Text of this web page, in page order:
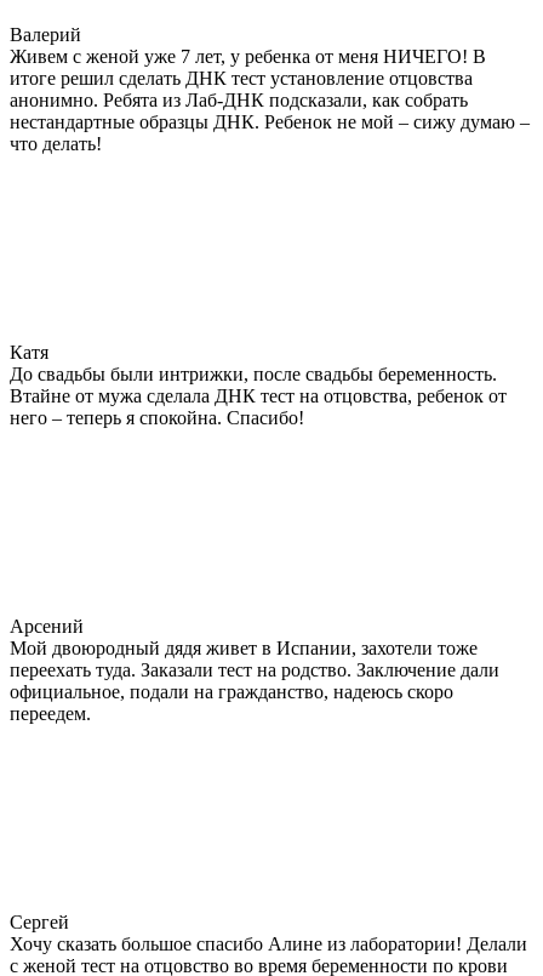
Валерий
Живем с женой уже 7 лет, у ребенка от меня НИЧЕГО! В
итоге решил сделать ДНК тест установление отцовства
анонимно. Ребята из Лаб-ДНК подсказали, как собрать
нестандартные образцы ДНК. Ребенок не мой – сижу думаю –
что делать!
Катя
До свадьбы были интрижки, после свадьбы беременность.
Втайне от мужа сделала ДНК тест на отцовства, ребенок от
него – теперь я спокойна. Спасибо!
Арсений
Мой двоюродный дядя живет в Испании, захотели тоже
переехать туда. Заказали тест на родство. Заключение дали
официальное, подали на гражданство, надеюсь скоро
переедем.
Сергей
Хочу сказать большое спасибо Алине из лаборатории! Делали
с женой тест на отцовство во время беременности по крови